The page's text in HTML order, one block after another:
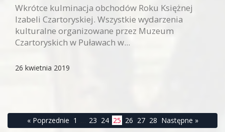
Wkrótce kulminacja obchodów Roku Księżnej
Izabeli Czartoryskiej. Wszystkie wydarzenia
kulturalne organizowane przez Muzeum
Czartoryskich w Puławach w...
26 kwietnia 2019
« Poprzednie 1 23 24 25 26 27 28 Następne »